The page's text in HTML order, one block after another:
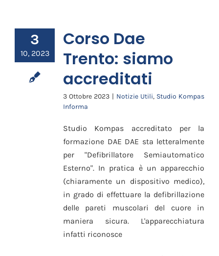
3
10, 2023
Corso Dae
Trento: siamo
accreditati
3 Ottobre 2023 | Notizie Utili, Studio Kompas
Informa
Studio Kompas accreditato per la
formazione DAE DAE sta letteralmente
per "Defibrillatore Semiautomatico
Esterno". In pratica è un apparecchio
(chiaramente un dispositivo medico),
in grado di effettuare la defibrillazione
delle pareti muscolari del cuore in
maniera sicura. L'apparecchiatura
infatti riconosce